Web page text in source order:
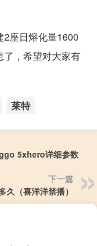
2座日熔化量1600
了，希望对大家有
莱特
5xhero详细参数
下一篇
久（喜洋洋禁播）